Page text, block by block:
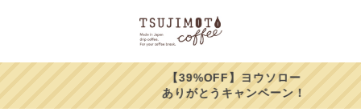
【39%OFF】ヨウソロー
ありがとうキャンペーン！